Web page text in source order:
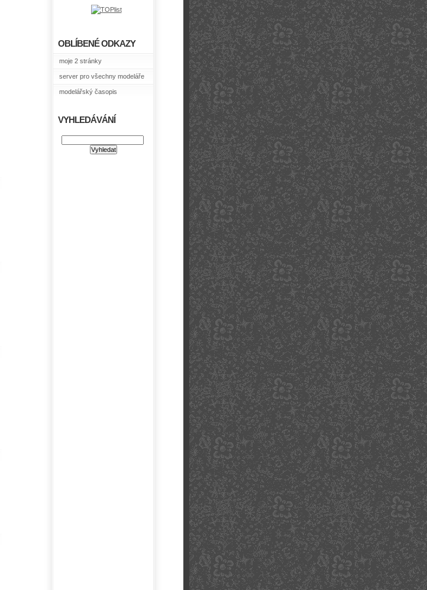
OBLÍBENÉ ODKAZY
moje 2 stránky
server pro všechny modeláře
modelářský časopis
VYHLEDÁVÁNÍ